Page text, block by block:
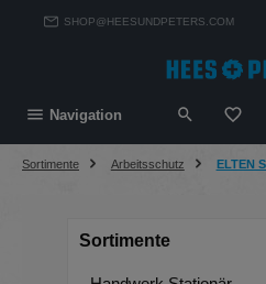
springenSHOP@HEESUNDPETERS.COM
Navigation Du
Sortimente Arbeitsschutz ELTEN
Sortimente